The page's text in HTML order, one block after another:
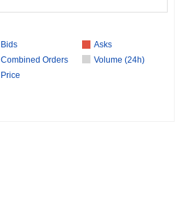
Bids
Asks
Combined Orders
Volume (24h)
Price